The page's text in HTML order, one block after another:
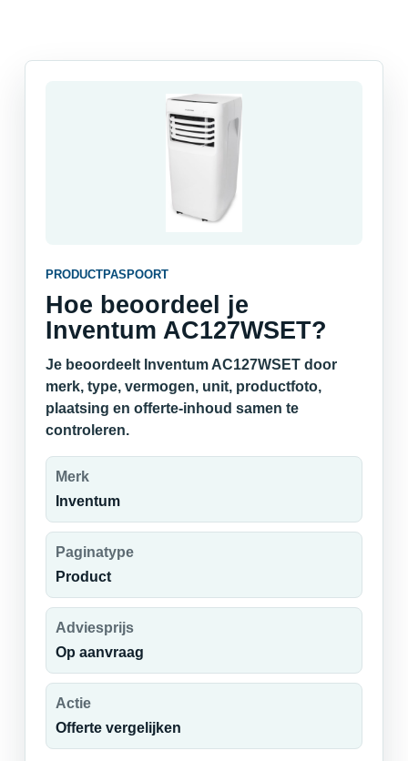
PRODUCTPASPOORT
Hoe beoordeel je
Inventum AC127WSET?
Je beoordeelt Inventum AC127WSET door
merk, type, vermogen, unit, productfoto,
plaatsing en offerte-inhoud samen te
controleren.
Merk
Inventum
Paginatype
Product
Adviesprijs
Op aanvraag
Actie
Offerte vergelijken